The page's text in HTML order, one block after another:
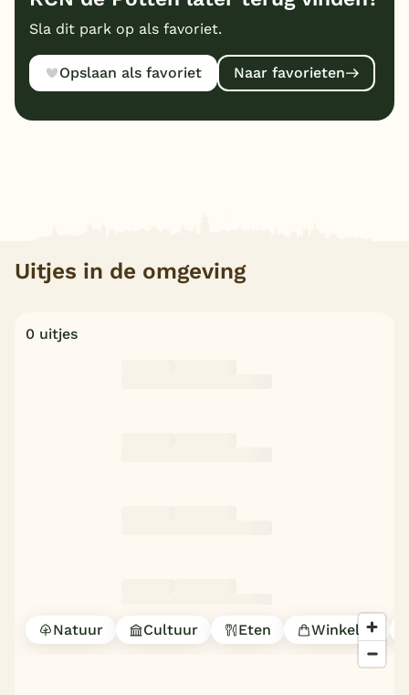
Sla dit park op als favoriet.
Opslaan als favoriet Naar favorieten
Uitjes in de omgeving
0 uitjes
Natuur Cultuur Eten Winkelen